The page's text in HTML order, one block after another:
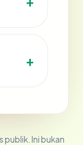
publik. Ini bukan